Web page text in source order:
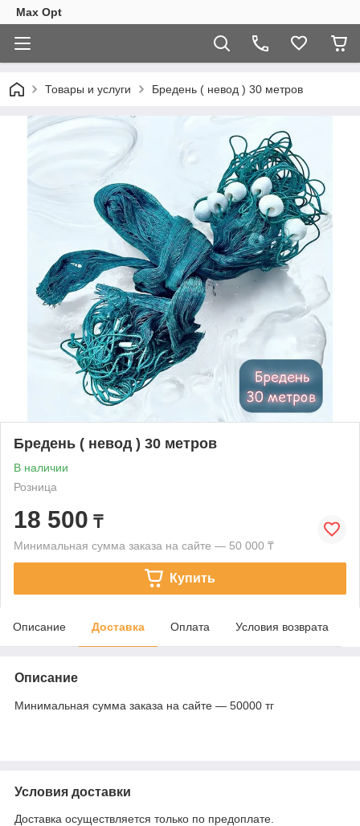
Max Opt
Товары и услуги Бредень ( невод ) 30 метров
Бредень ( невод ) 30 метров
В наличии
Розница
18 500 ₸
Минимальная сумма заказа на сайте — 50 000 ₸
Купить
Описание Доставка Оплата Условия возврата
Описание
Минимальная сумма заказа на сайте — 50000 тг
Условия доставки
Доставка осуществляется только по предоплате.